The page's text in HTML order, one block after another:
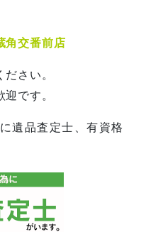
角交番前店
さい。
です。
遺品査定士、有資格